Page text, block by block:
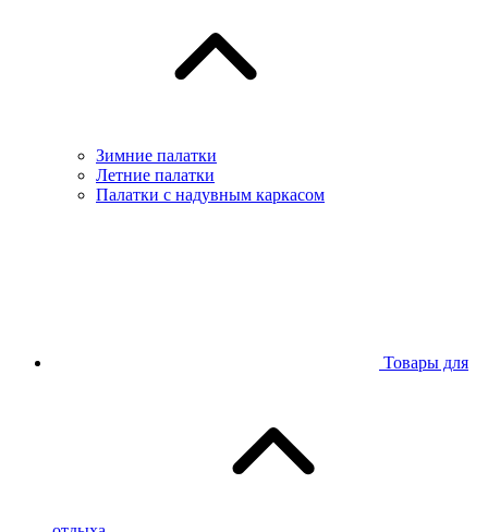
Зимние палатки
Летние палатки
Палатки с надувным каркасом
Товары для